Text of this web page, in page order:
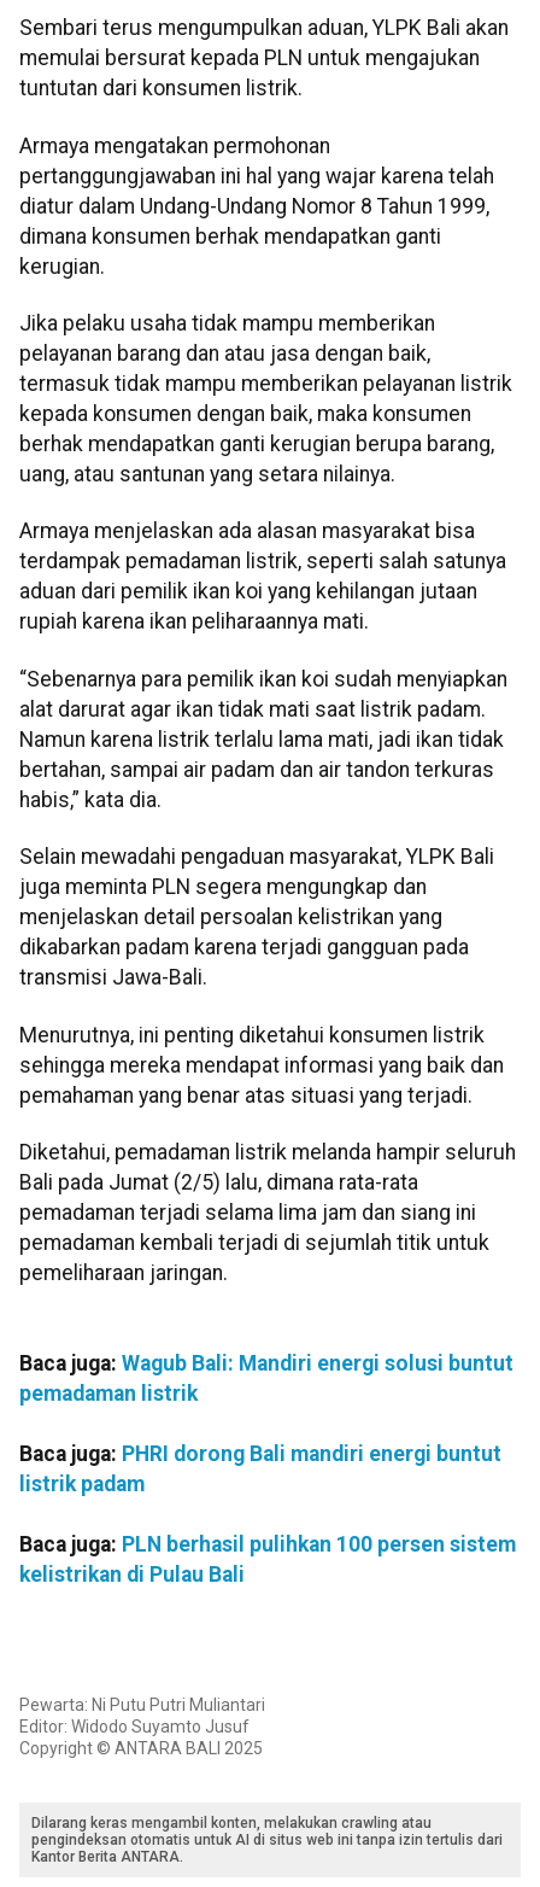
Sembari terus mengumpulkan aduan, YLPK Bali akan
memulai bersurat kepada PLN untuk mengajukan
tuntutan dari konsumen listrik.
Armaya mengatakan permohonan
pertanggungjawaban ini hal yang wajar karena telah
diatur dalam Undang-Undang Nomor 8 Tahun 1999,
dimana konsumen berhak mendapatkan ganti
kerugian.
Jika pelaku usaha tidak mampu memberikan
pelayanan barang dan atau jasa dengan baik,
termasuk tidak mampu memberikan pelayanan listrik
kepada konsumen dengan baik, maka konsumen
berhak mendapatkan ganti kerugian berupa barang,
uang, atau santunan yang setara nilainya.
Armaya menjelaskan ada alasan masyarakat bisa
terdampak pemadaman listrik, seperti salah satunya
aduan dari pemilik ikan koi yang kehilangan jutaan
rupiah karena ikan peliharaannya mati.
“Sebenarnya para pemilik ikan koi sudah menyiapkan
alat darurat agar ikan tidak mati saat listrik padam.
Namun karena listrik terlalu lama mati, jadi ikan tidak
bertahan, sampai air padam dan air tandon terkuras
habis,” kata dia.
Selain mewadahi pengaduan masyarakat, YLPK Bali
juga meminta PLN segera mengungkap dan
menjelaskan detail persoalan kelistrikan yang
dikabarkan padam karena terjadi gangguan pada
transmisi Jawa-Bali.
Menurutnya, ini penting diketahui konsumen listrik
sehingga mereka mendapat informasi yang baik dan
pemahaman yang benar atas situasi yang terjadi.
Diketahui, pemadaman listrik melanda hampir seluruh
Bali pada Jumat (2/5) lalu, dimana rata-rata
pemadaman terjadi selama lima jam dan siang ini
pemadaman kembali terjadi di sejumlah titik untuk
pemeliharaan jaringan.
Baca juga: Wagub Bali: Mandiri energi solusi buntut
pemadaman listrik
Baca juga: PHRI dorong Bali mandiri energi buntut
listrik padam
Baca juga: PLN berhasil pulihkan 100 persen sistem
kelistrikan di Pulau Bali
Pewarta: Ni Putu Putri Muliantari
Editor: Widodo Suyamto Jusuf
Copyright © ANTARA BALI 2025
Dilarang keras mengambil konten, melakukan crawling atau
pengindeksan otomatis untuk AI di situs web ini tanpa izin tertulis dari
Kantor Berita ANTARA.